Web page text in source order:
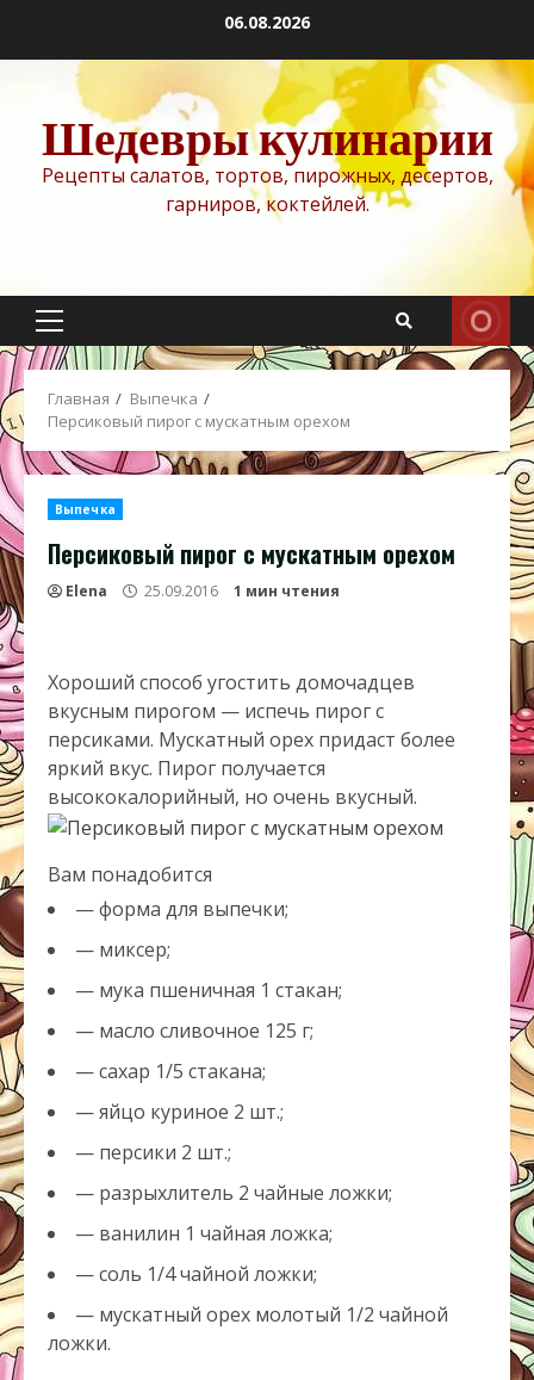
содержимому
06.08.2026
Шедевры кулинарии
Рецепты салатов, тортов, пирожных, десертов,
гарниров, коктейлей.
Основное
меню
Главная
Выпечка
Персиковый пирог с мускатным орехом
Выпечка
Персиковый пирог с мускатным орехом
Elena 25.09.2016 1 мин чтения
Хороший способ угостить домочадцев
вкусным пирогом — испечь пирог с
персиками. Мускатный орех придаст более
яркий вкус. Пирог получается
высококалорийный, но очень вкусный.
Вам понадобится
— форма для выпечки;
— миксер;
— мука пшеничная 1 стакан;
— масло сливочное 125 г;
— сахар 1/5 стакана;
— яйцо куриное 2 шт.;
— персики 2 шт.;
— разрыхлитель 2 чайные ложки;
— ванилин 1 чайная ложка;
— соль 1/4 чайной ложки;
— мускатный орех молотый 1/2 чайной
ложки.